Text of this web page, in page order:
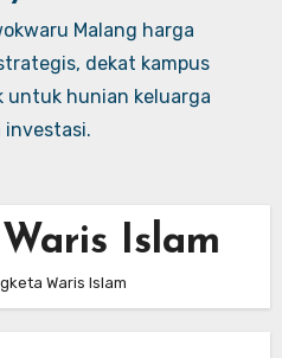
Malang harga
dekat kampus
untuk hunian keluarga
investasi.
Islam
Waris Islam